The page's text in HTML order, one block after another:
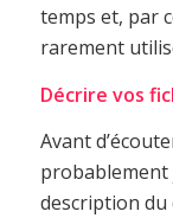
temps et, par
rarement
Décrire vos
Avant
probablement
description du